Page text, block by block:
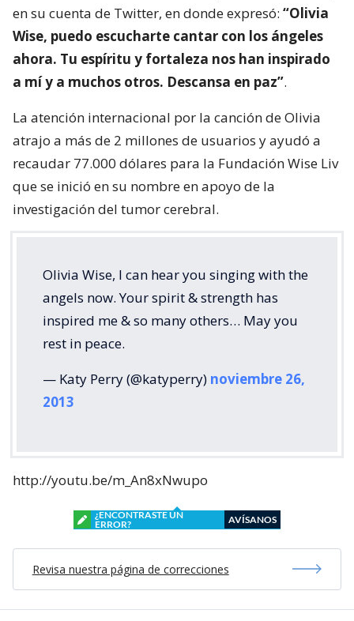
en su cuenta de Twitter, en donde expresó: “Olivia
Wise, puedo escucharte cantar con los ángeles
ahora. Tu espíritu y fortaleza nos han inspirado
a mí y a muchos otros. Descansa en paz”.
La atención internacional por la canción de Olivia
atrajo a más de 2 millones de usuarios y ayudó a
recaudar 77.000 dólares para la Fundación Wise Liv
que se inició en su nombre en apoyo de la
investigación del tumor cerebral.
Olivia Wise, I can hear you singing with the
angels now. Your spirit & strength has
inspired me & so many others… May you
rest in peace.
— Katy Perry (@katyperry) noviembre 26,
2013
http://youtu.be/m_An8xNwupo
¿ENCONTRASTE UN
ERROR?
AVÍSANOS
Revisa nuestra página de correcciones